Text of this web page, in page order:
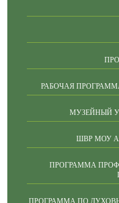
РАБОЧАЯ
МУЗЕЙНЫЙ
ШВР МОУ
ПРОГРАММА
ПРОГРАММА ПО